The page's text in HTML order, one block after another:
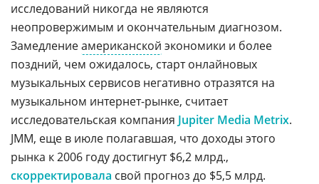
исследований никогда не являются
неопровержимым и окончательным диагнозом.
Замедлениеамериканской экономики и более
поздний, чем ожидалось, старт онлайновых
музыкальных сервисов негативно отразятся на
музыкальном интернет-рынке, считает
исследовательская компания Jupiter Media Metrix.
JMM, еще в июле полагавшая, что доходы этого
рынка к 2006 году достигнут $6,2 млрд.,
скорректировала свой прогноз до $5,5 млрд.